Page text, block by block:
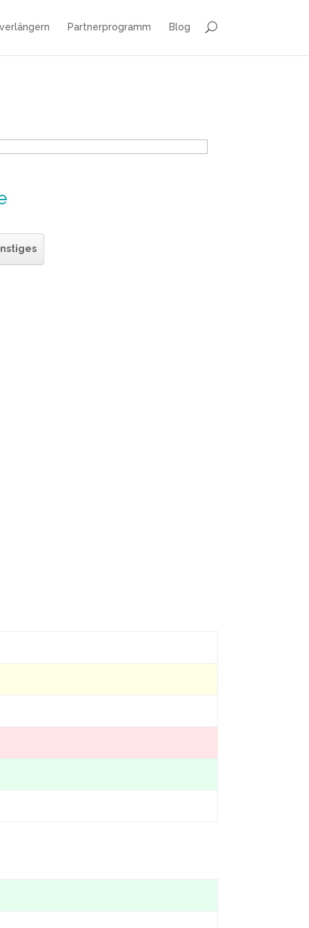
Partnerprogramm Blog